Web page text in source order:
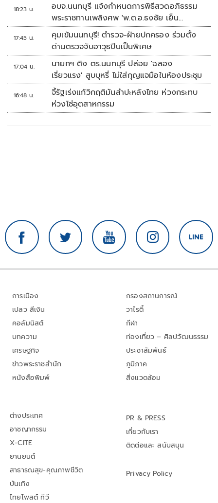
18:23 น.
อบจ.นนทบุรี แจ้งกำหนดการพิธีสวดอภิธรรม
พระราชทานเพลิงศพ 'พ.ต.อ.ธงชัย เย็น
ประเสริฐ'
17:45 น.
คุมเข้มนนทบุรี! ตำรวจ-ฝ่ายปกครอง ร่วมตั้ง
ด่านตรวจจับอาวุธปืนเป็นพิเศษ
17:04 น.
นายกฯ ติง ตร.นนทบุรี ปล่อย 'ฉลอง
เรี่ยวแรง' สูบบุหรี่ ไม่ใส่กุญแจมือในห้องประชุม
16:48 น.
จี้รัฐเร่งแก้วิกฤติมันสำปะหลังไทย ห่วงกระทบ
ห่วงโซ่อุตสาหกรรม
การเมือง
เปลว สีเงิน
คอลัมนิสต์
บทความ
เศรษฐกิจ
ข่าวพระราชสำนัก
หนังสือพิมพ์
กรองสถานการณ์
วาไรตี้
กีฬา
ท่องเที่ยว – ศิลปวัฒนธรรม
ประชาสัมพันธ์
ภูมิภาค
สิ่งแวดล้อม
ต่างประเทศ
อาชญากรรม
X-CITE
ยานยนต์
สาธารณสุข-คุณภาพชีวิต
บันเทิง
ไทยโพสต์ ทีวี
PR & PRESS
เกี่ยวกับเรา
ติดต่อและ สนับสนุน
Privacy Policy